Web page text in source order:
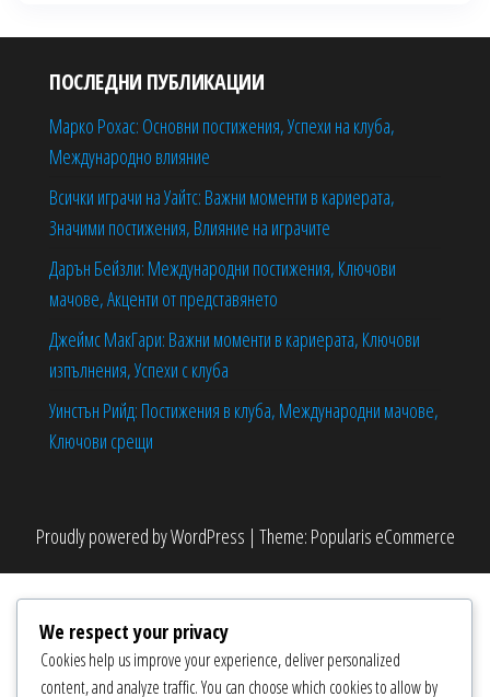
ПОСЛЕДНИ ПУБЛИКАЦИИ
Марко Рохас: Основни постижения, Успехи на клуба,
Международно влияние
Всички играчи на Уайтс: Важни моменти в кариерата,
Значими постижения, Влияние на играчите
Дарън Бейзли: Международни постижения, Ключови
мачове, Акценти от представянето
Джеймс МакГари: Важни моменти в кариерата, Ключови
изпълнения, Успехи с клуба
Уинстън Рийд: Постижения в клуба, Международни мачове,
Ключови срещи
Proudly powered byWordPress | Theme: Popularis eCommerce
We respect your privacy
Cookies help us improve your experience, deliver personalized
content, and analyze traffic. You can choose which cookies to allow by